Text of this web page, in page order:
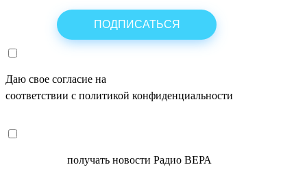
Даю свое согласие на
соответствии с политикой конфиденциальности
получать новости Радио ВЕРА